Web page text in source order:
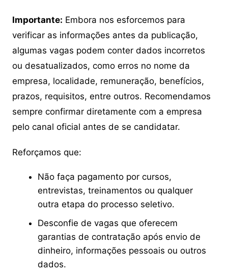
Importante: Embora nos esforcemos para
verificar as informações antes da publicação,
algumas vagas podem conter dados incorretos
ou desatualizados, como erros no nome da
empresa, localidade, remuneração, benefícios,
prazos, requisitos, entre outros. Recomendamos
sempre confirmar diretamente com a empresa
pelo canal oficial antes de se candidatar.
Reforçamos que:
Não faça pagamento por cursos,
entrevistas, treinamentos ou qualquer
outra etapa do processo seletivo.
Desconfie de vagas que oferecem
garantias de contratação após envio de
dinheiro, informações pessoais ou outros
dados.